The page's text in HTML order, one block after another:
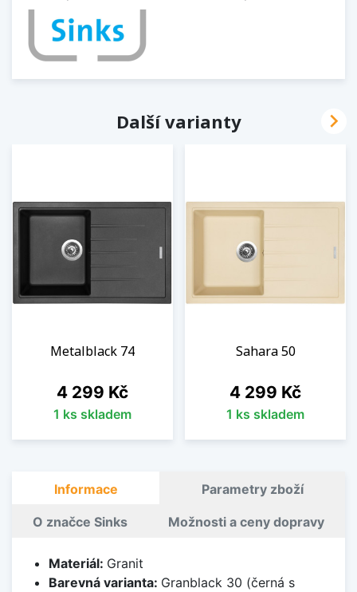
Další varianty
Metalblack 74
Cena
4 299 Kč
1 ks skladem
Sahara 50
Cena
4 299 Kč
1 ks skladem

Informace Parametry zboží
O značce Sinks Možnosti a ceny dopravy
Materiál: Granit
Barevná varianta: Granblack 30 (černá s